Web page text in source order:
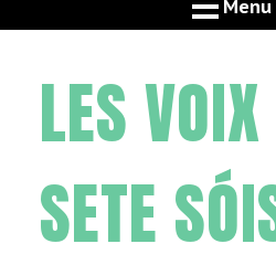
Menu
LES
SETE